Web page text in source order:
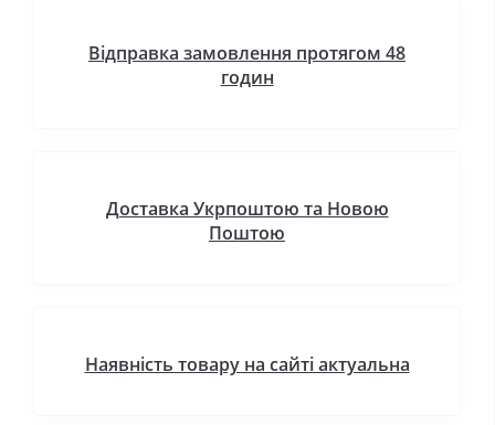
Відправка замовлення протягом 48
годин
Доставка Укрпоштою та Новою
Поштою
Наявність товару на сайті актуальна